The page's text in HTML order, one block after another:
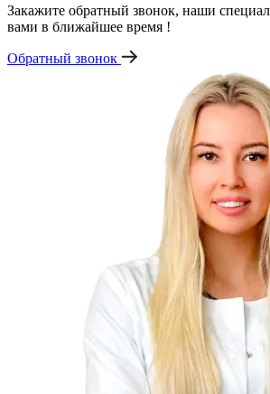
Закажите обратный звонок, наши
вами в ближайшее время !
Обратный звонок